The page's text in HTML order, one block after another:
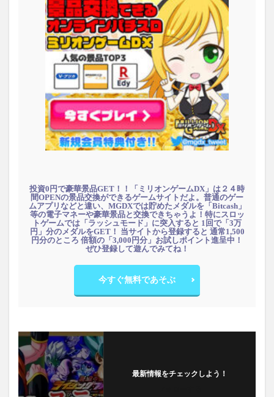
投資0円で豪華景品GET！！「ミリオンゲームDX」は２４時
間OPENの景品交換ができるゲームサイトだよ。普通のゲー
ムアプリなどと違い、MGDXでは貯めたメダルを「Bitcash」
等の電子マネーや豪華景品と交換できちゃうよ！特にスロッ
トゲームでは「ラッシュモード」に突入すると 1回で「3万
円」分のメダルをGET！ 当サイトから登録すると 通常1,500
円分のところ 倍額の「3,000円分」お試しポイント進呈中！
ぜひ登録して遊んでみてね！
今すぐ無料であそぶ
最新情報をチェックしよう！